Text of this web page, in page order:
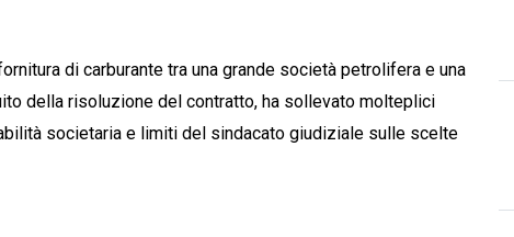
di carburante tra una grande società petrolifera e una
della risoluzione del contratto, ha sollevato molteplici
societaria e limiti del sindacato giudiziale sulle scelte